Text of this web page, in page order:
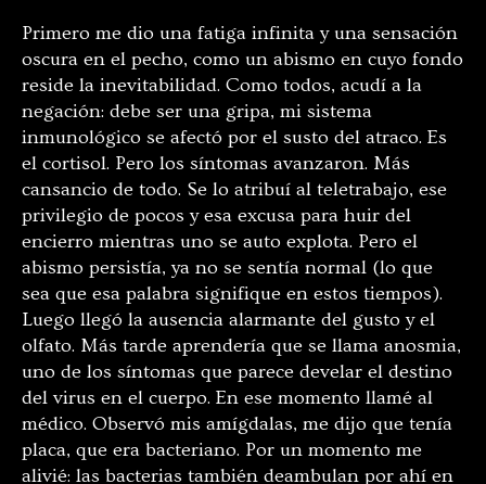
Primero me dio una fatiga infinita y una sensación
oscura en el pecho, como un abismo en cuyo fondo
reside la inevitabilidad. Como todos, acudí a la
negación: debe ser una gripa, mi sistema
inmunológico se afectó por el susto del atraco. Es
el cortisol. Pero los síntomas avanzaron. Más
cansancio de todo. Se lo atribuí al teletrabajo, ese
privilegio de pocos y esa excusa para huir del
encierro mientras uno se auto explota. Pero el
abismo persistía, ya no se sentía normal (lo que
sea que esa palabra signifique en estos tiempos).
Luego llegó la ausencia alarmante del gusto y el
olfato. Más tarde aprendería que se llama anosmia,
uno de los síntomas que parece develar el destino
del virus en el cuerpo. En ese momento llamé al
médico. Observó mis amígdalas, me dijo que tenía
placa, que era bacteriano. Por un momento me
alivié: las bacterias también deambulan por ahí en